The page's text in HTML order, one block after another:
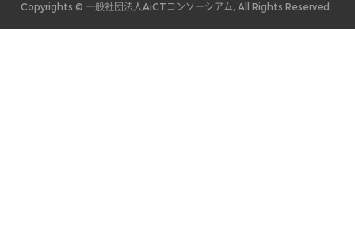
Copyrights © 一般社団法人AiCTコンソーシアム, All Rights Reserved.